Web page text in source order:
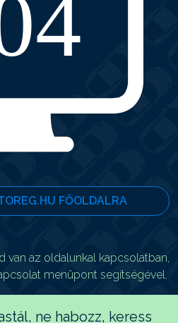
FŐOLDALRA
van az oldalunkal kapcsolatban,
menüpont segítségével.
ne habozz, keress